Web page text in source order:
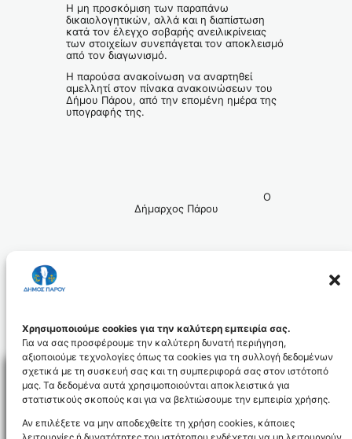
Χρησιμοποιούμε cookies για την καλύτερη εμπειρία σας.
Για να σας προσφέρουμε την καλύτερη δυνατή περιήγηση,
αξιοποιούμε τεχνολογίες όπως τα cookies για τη συλλογή δεδομένων
σχετικά με τη συσκευή σας και τη συμπεριφορά σας στον ιστότοπό
μας. Τα δεδομένα αυτά χρησιμοποιούνται αποκλειστικά για
στατιστικούς σκοπούς και για να βελτιώσουμε την εμπειρία χρήσης.
Αν επιλέξετε να μην αποδεχθείτε τη χρήση cookies, κάποιες
Η μη προσκόμιση των παραπάνω
δικαιολογητικών, αλλά και η διαπίστωση
κατά τον έλεγχο σοβαρής ανειλικρίνειας
των στοιχείων συνεπάγεται τον αποκλεισμό
από τον διαγωνισμό.
Η παρούσα ανακοίνωση να αναρτηθεί
αμελλητί στον πίνακα ανακοινώσεων του
Δήμου Πάρου, από την επομένη ημέρα της
υπογραφής της.
Ο
Δήμαρχος Πάρου